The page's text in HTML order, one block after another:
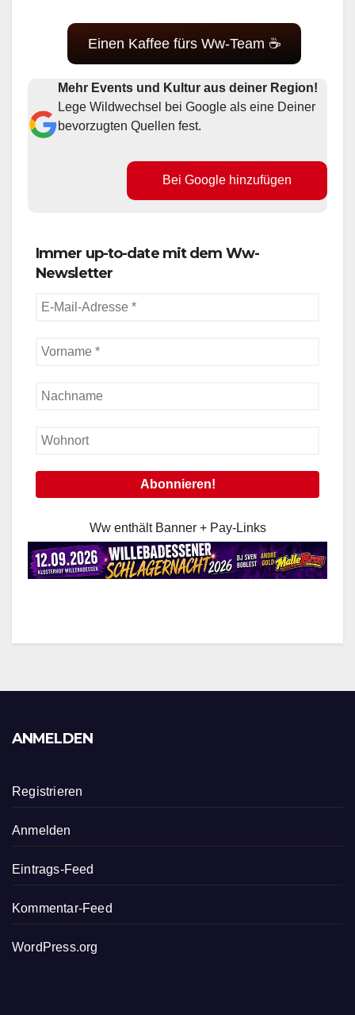
Einen Kaffee fürs Ww-Team ☕
Mehr Events und Kultur aus deiner Region!
Lege Wildwechsel bei Google als eine Deiner
bevorzugten Quellen fest.
Bei Google hinzufügen
Immer up-to-date mit dem Ww-
Newsletter
Ww enthält Banner + Pay-Links
ANMELDEN
Registrieren
Anmelden
Eintrags-Feed
Kommentar-Feed
WordPress.org